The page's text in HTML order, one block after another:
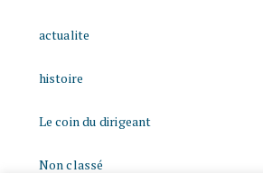
actualite
histoire
Le coin du dirigeant
Non classé